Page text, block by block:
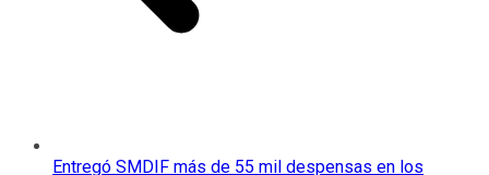
Entregó SMDIF más de 55 mil despensas en los